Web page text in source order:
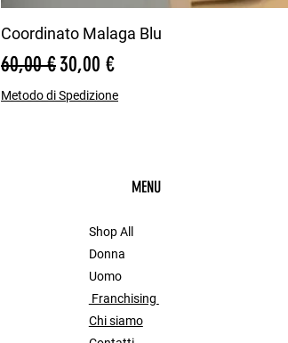
Coordinato Malaga Blu
Prezzo regolare
60,00 €Prezzo scontato
30,00 €
Metodo di Spedizione
MENU
Shop All
Donna
Uomo
Franchising
Chi siamo